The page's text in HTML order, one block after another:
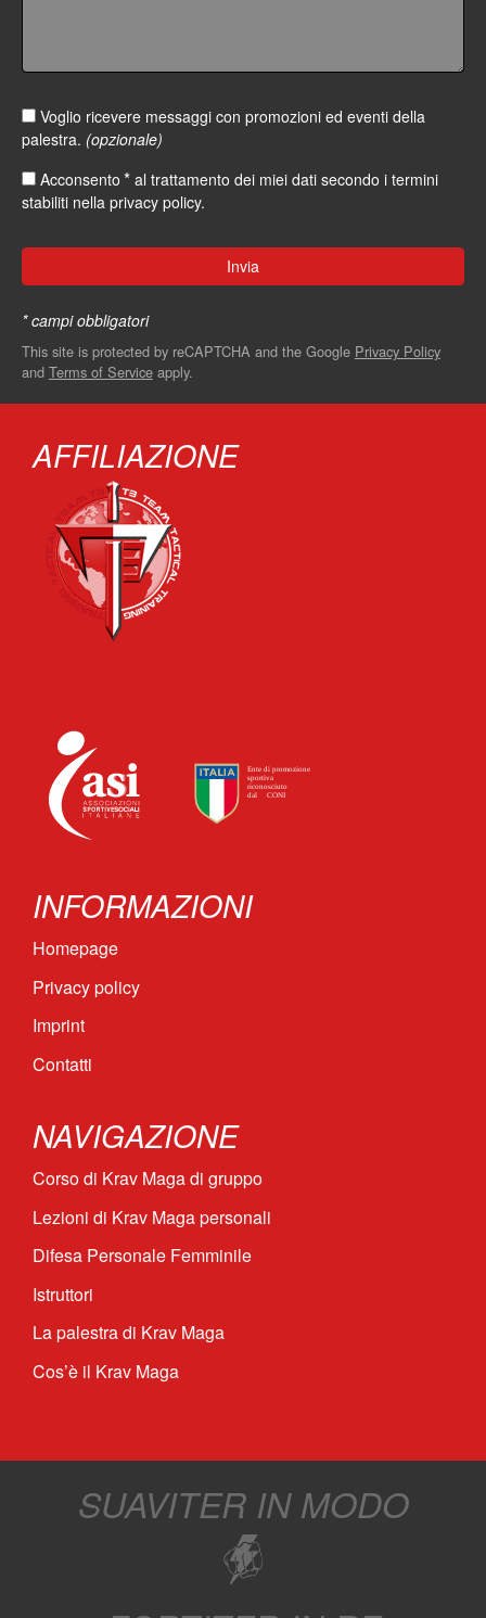
Voglio ricevere messaggi con promozioni ed eventi della
palestra. (opzionale)
Acconsento * al trattamento dei miei dati secondo i termini
stabiliti nellaprivacy policy.
* campi obbligatori
This site is protected by reCAPTCHA and the Google Privacy Policy
and Terms of Serviceapply.
AFFILIAZIONE
INFORMAZIONI
Homepage
Privacy policy
Imprint
Contatti
NAVIGAZIONE
Corso di Krav Maga di gruppo
Lezioni di Krav Maga personali
Difesa Personale Femminile
Istruttori
La palestra di Krav Maga
Cos’è il Krav Maga
SUAVITER IN MODO